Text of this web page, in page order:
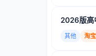
2026版高
其他 淘宝